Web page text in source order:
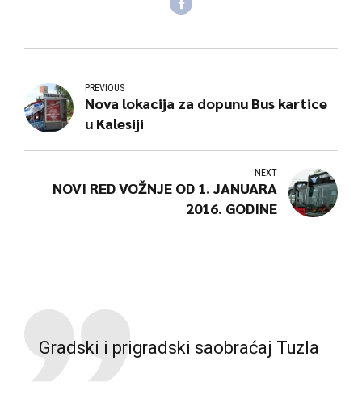
PREVIOUS
Nova lokacija za dopunu Bus kartice
u Kalesiji
NEXT
NOVI RED VOŽNJE OD 1. JANUARA
2016. GODINE
Gradski i prigradski saobraćaj Tuzla